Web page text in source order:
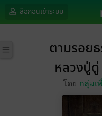
ล็อกอินเข้าระบบ
ตามรอย
หลวงปู่
โดย กลุ่มเ